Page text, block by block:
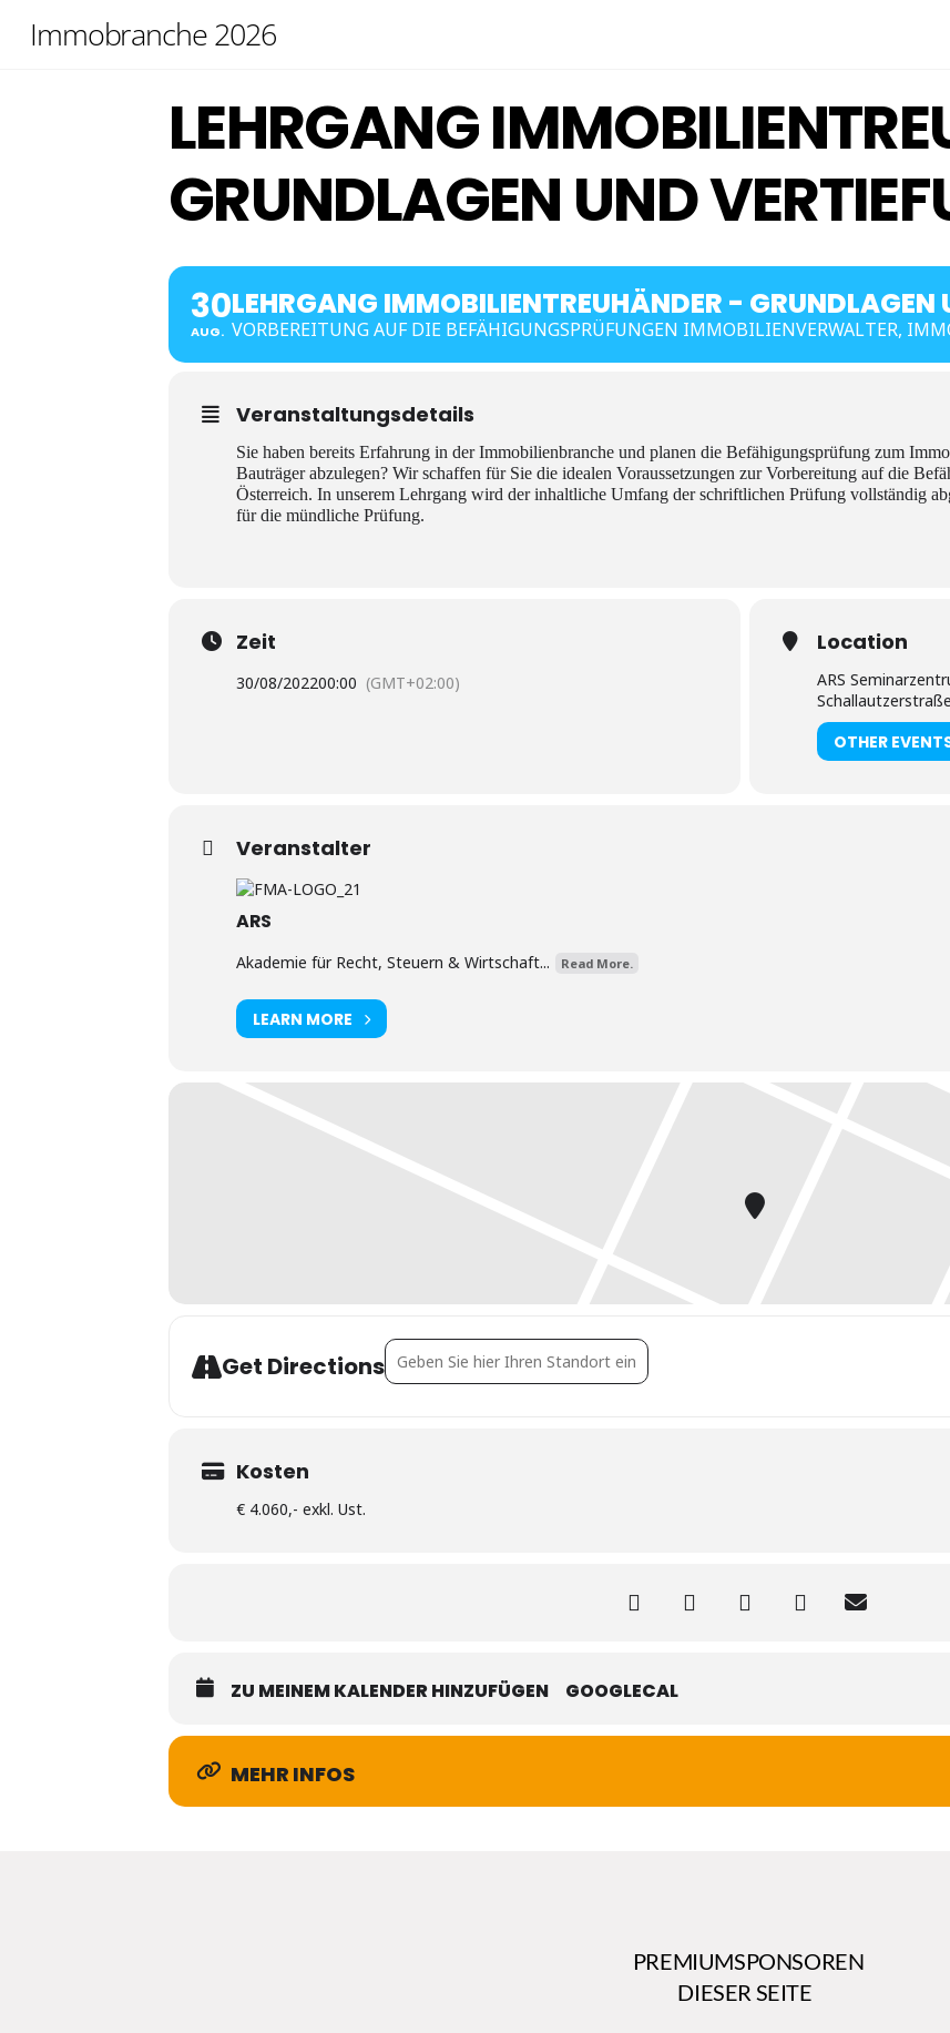
Immobranche 2026
LEHRGANG
GRUNDLAGEN UND
30
AUG.
LEHRGANG IMMOBILIENTREUHÄNDER - GRUNDLAGEN
VORBEREITUNG AUF DIE BEFÄHIGUNGSPRÜFUNGEN IMMOBILIENVERWALTER,
Veranstaltungsdetails
Sie haben bereits Erfahrung in der Immobilienbranche und planen die Befähigungsprüfung zum
Bauträger abzulegen? Wir schaffen für Sie die idealen Voraussetzungen zur Vorbereitung auf die
Österreich. In unserem Lehrgang wird der inhaltliche Umfang der schriftlichen Prüfung vollständig
für die mündliche Prüfung.
Zeit
30/08/202200:00 (GMT+02:00)
Location
ARS
OTHER
Veranstalter
ARS
Akademie für Recht, Steuern & Wirtschaft... Read More.
LEARN MORE
Get DirectionsAddress - Lehrgang Immobilientreuhänder - Grundlagen und Vertiefung []
Kosten
€ 4.060,- exkl. Ust.
ZU MEINEM KALENDER HINZUFÜGEN GOOGLECAL
MEHR INFOS
PREMIUMSPONSOREN
DIESER SEITE